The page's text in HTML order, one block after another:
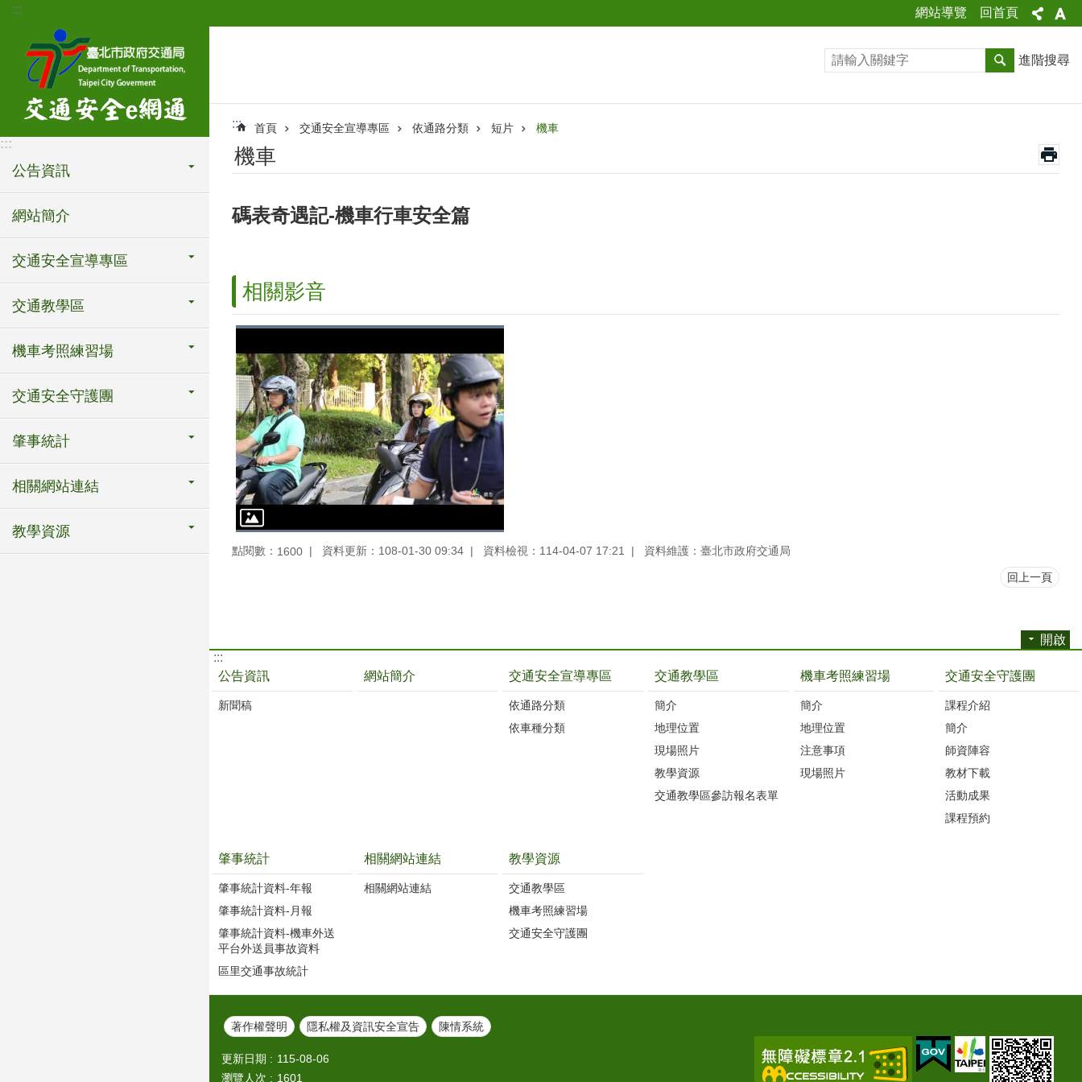
跳到主要內容區塊
::: 網站導覽 回首頁
:::
公告資訊
網站簡介
交通安全宣導專區
交通教學區
機車考照練習場
交通安全守護團
肇事統計
相關網站連結
教學資源
進階搜尋
::: 首頁 交通安全宣導專區 依通路分類 短片 機車
機車
碼表奇遇記-機車行車安全篇
相關影音
點閱數： 1600 資料更新：108-01-30 09:34 資料檢視：114-04-07 17:21 資料維護：臺北市政府交通局
回上一頁
開啟
:::
公告資訊
新聞稿
網站簡介 交通安全宣導專區
依通路分類
依車種分類
交通教學區
簡介
地理位置
現場照片
教學資源
交通教學區參訪報名表單
機車考照練習場
簡介
地理位置
注意事項
現場照片
交通安全守護團
課程介紹
簡介
師資陣容
教材下載
活動成果
課程預約
肇事統計
肇事統計資料-年報
肇事統計資料-月報
肇事統計資料-機車外送
平台外送員事故資料
區里交通事故統計
相關網站連結
相關網站連結
教學資源
交通教學區
機車考照練習場
交通安全守護團
著作權聲明 隱私權及資訊安全宣告 陳情系統
更新日期
115-08-06
瀏覽人次
1601